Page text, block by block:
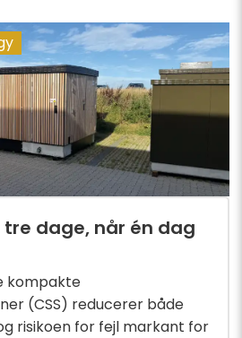
dage, når én dag
kompakte
(CSS) reducerer både
risikoen for fejl markant for